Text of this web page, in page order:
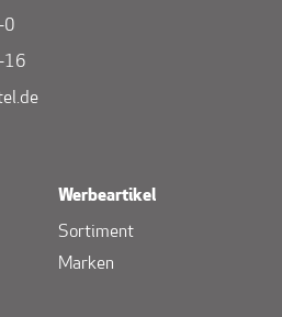
0
16
Werbeartikel
Sortiment
Marken